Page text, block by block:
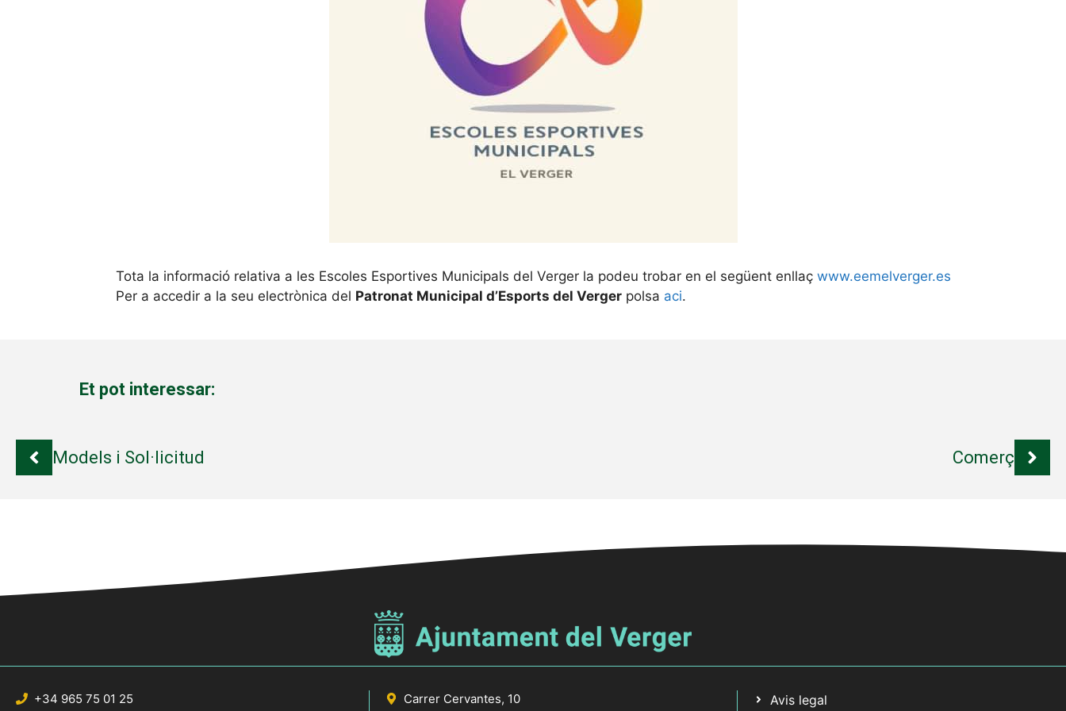
Tota la informació relativa a les Escoles Esportives Municipals del Verger la podeu trobar en el següent enllaç www.eemelverger.es
Per a accedir a la seu electrònica del Patronat Municipal d’Esports del Vergerpolsa aci.
Et pot interessar:
Models i Sol·licitud Comerç
+34 965 75 01 25 Carrer Cervantes, 10
Avis legal